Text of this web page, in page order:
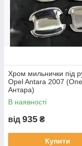
Хром мильнички під
Opel Antara 2007
Антара)
В наявності
від 935 ₴
Купити